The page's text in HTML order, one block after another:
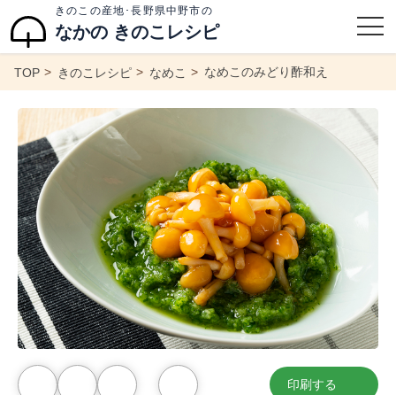
きのこの産地･長野県中野市の
なかの きのこレシピ
TOP きのこレシピ なめこ なめこのみどり酢和え
印刷する